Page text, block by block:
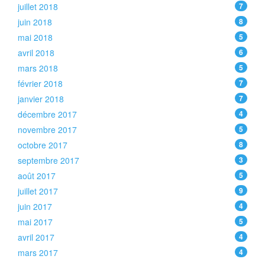
juillet 2018 7
juin 2018 8
mai 2018 5
avril 2018 6
mars 2018 5
février 2018 7
janvier 2018 7
décembre 2017 4
novembre 2017 5
octobre 2017 8
septembre 2017 3
août 2017 5
juillet 2017 9
juin 2017 4
mai 2017 5
avril 2017 4
mars 2017 4